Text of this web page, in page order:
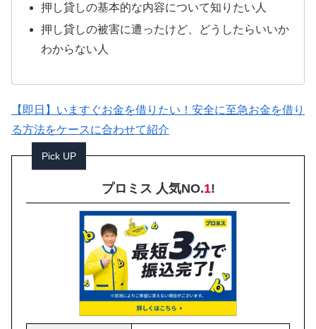
押し貸しの基本的な内容について知りたい人
押し貸しの被害に遭ったけど、どうしたらいいか
わからない人
【即日】いますぐお金を借りたい！安全に至急お金を借り
る方法をケースに合わせて紹介
Pick UP
プロミス 人気NO.1!